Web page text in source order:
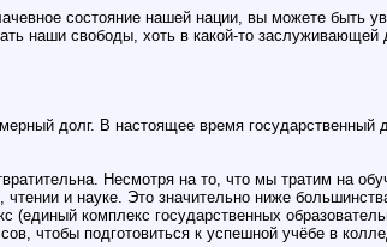
состояние нашей нации, вы можете быть
наши свободы, хоть в какой-то
долг. В настоящее время
Несмотря на то, что мы тратим на
чтении и науке. Это значительно ниже
(единый комплекс государственных
чтобы подготовиться к успешной учёбе в